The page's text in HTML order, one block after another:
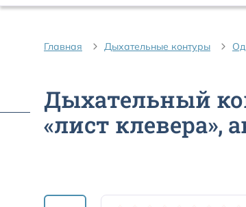
Главная Дыхательные контуры
Дыхательный
«лист клевера»,